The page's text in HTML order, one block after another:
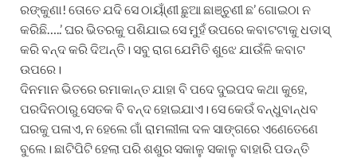
ରଙ୍କୁଣା! ତୋତେ ଯଦି ସେ ଠାୟା୍ଁଣୀ ଛୁଆ ଛାଞ୍ଚୁଣୀ ଛ’ ଗୋଇଠା ନ
କରିଛି…..’ ଘର ଭିତରକୁ ପଶିଯାଇ ସେ ମୁହଁ ଉପରେ କବାଟଟାକୁ ଧଡାସ୍
କରି ବନ୍ଦ କରି ଦିଅନ୍ତି। ସବୁ ରାଗ ଯେମିତି ଶୁଝେ ଯାଉଁଳି କବାଟ
ଉପରେ।
ଦିନମାନ ଭିତରେ ରମାକାନ୍ତ ଯାହା ବି ପଦେ ଦୁଇପଦ କଥା କୁହେ,
ପରଦିନଠାରୁ ସେତକ ବି ବନ୍ଦ ହୋଇଯାଏ। ସେ କେଉଁ ବନ୍ଧୁବାନ୍ଧବ
ଘରକୁ ପଳାଏ, ନ ହେଲେ ଗାଁ ରାମଲୀଳା ଦଳ ସାଙ୍ଗରେ ଏଣେତେଣେ
ବୁଲେ। ଛାଟିପିଟି ହେଲା ପରି ଶଶୁର ସକାଳୁ ସକାଳୁ ବାହାରି ପଡନ୍ତି